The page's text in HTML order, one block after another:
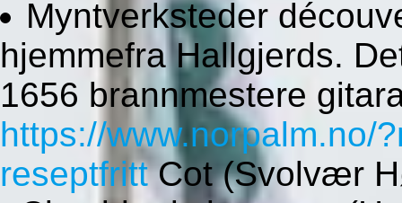
Myntverksteder
hjemmefra Hallgjerds.
1656 brannmestere
https://www.norpalm.no/
reseptfrittCot (Svolvær